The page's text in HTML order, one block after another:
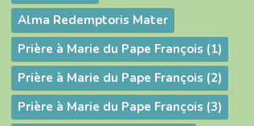
Alma Redemptoris Mater
Prière à Marie du Pape François (1)
Prière à Marie du Pape François (2)
Prière à Marie du Pape François (3)